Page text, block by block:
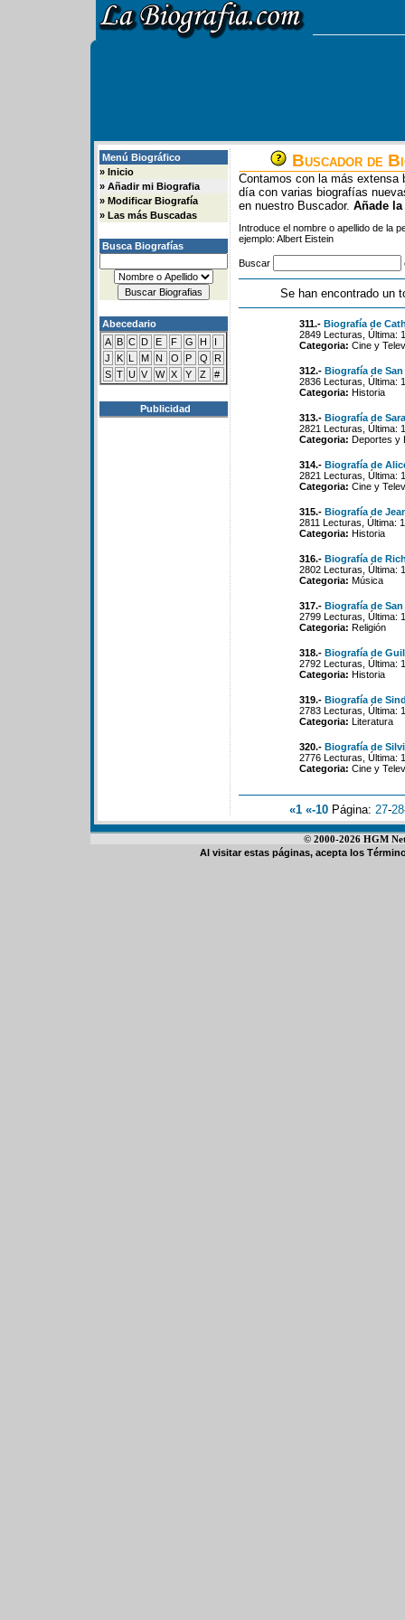
Menú Biográfico
» Inicio
» Añadir mi Biografia
» Modificar Biografía
» Las más Buscadas
Busca Biografías
Abecedario
A B C D E F G H
I
J
K L M N O P Q
R
S T U V W X Y Z #
Publicidad
Buscador de
Contamos con la más extensa
día con varias biografías
en nuestro Buscador. Añade
Introduce el nombre o apellido de la
ejemplo: Albert Eistein
Buscar
Se han encontrado un
311.- Biografía de
2849 Lecturas, Última:
Categoria: Cine y
312.- Biografía de
2836 Lecturas, Última:
Categoria: Historia
313.- Biografía de
2821 Lecturas, Última:
Categoria: Deportes y
314.- Biografía de
2821 Lecturas, Última:
Categoria: Cine y
315.- Biografía de
2811 Lecturas, Última:
Categoria: Historia
316.- Biografía de
2802 Lecturas, Última:
Categoria: Música
317.- Biografía de
2799 Lecturas, Última:
Categoria: Religión
318.- Biografía de
2792 Lecturas, Última:
Categoria: Historia
319.- Biografía de
2783 Lecturas, Última:
Categoria: Literatura
320.- Biografía de
2776 Lecturas, Última:
Categoria: Cine y
«1 «-10 Página: 27-28
© 2000-2026 HGM
Al visitar estas páginas, acepta los